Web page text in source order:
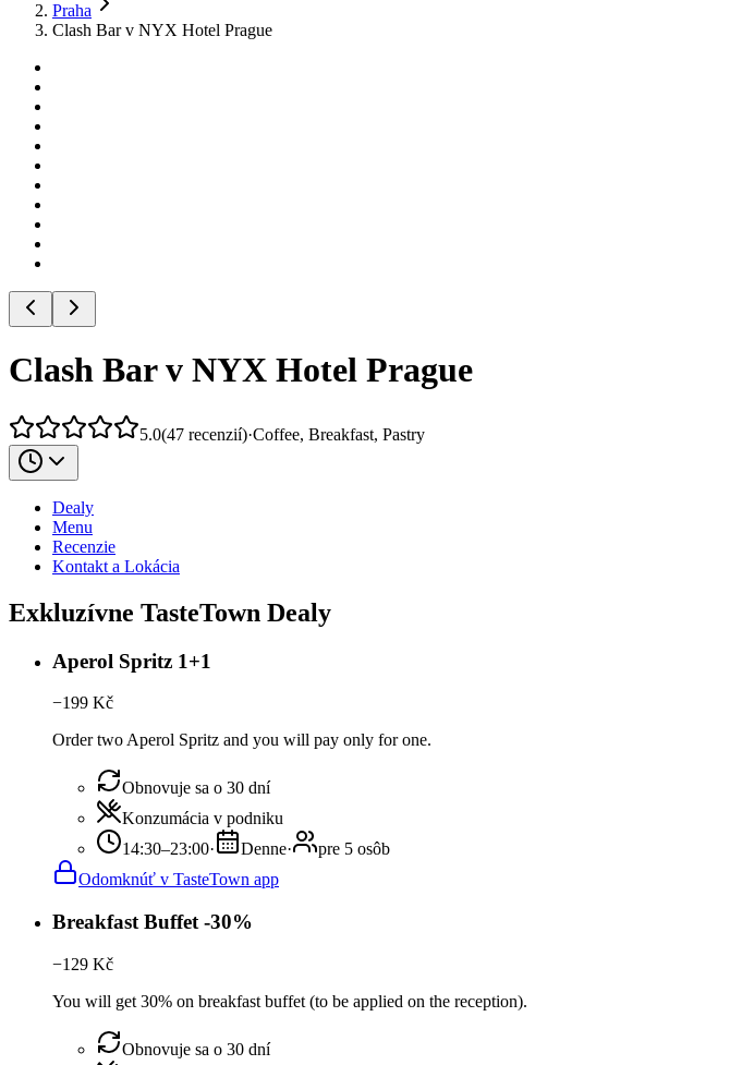
Praha
Clash Bar v NYX Hotel Prague
Clash Bar v NYX Hotel Prague
5.0(47 recenzií)·Coffee, Breakfast, Pastry
Dealy
Menu
Recenzie
Kontakt a Lokácia
Exkluzívne TasteTown Dealy
Aperol Spritz 1+1
−199 Kč
Order two Aperol Spritz and you will pay only for one.
Obnovuje sa o 30 dní
Konzumácia v podniku
14:30–23:00· Denne·
pre 5 osôb
Odomknúť v TasteTown app
Breakfast Buffet -30%
−129 Kč
You will get 30% on breakfast buffet (to be applied on the reception).
Obnovuje sa o 30 dní